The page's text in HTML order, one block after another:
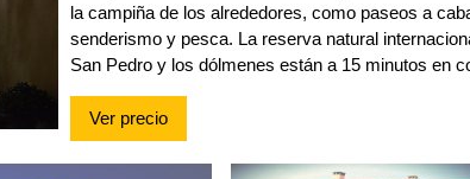
la campiña de los alrededores, como paseos a
senderismo y pesca. La reserva natural
San Pedro y los dólmenes están a 15 minutos en
Ver precio